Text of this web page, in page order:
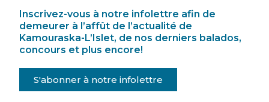
Inscrivez-vous à notre infolettre afin de
demeurer à l’affût de l’actualité de
Kamouraska-L’Islet, de nos derniers balados,
concours et plus encore!
S'abonner à notre infolettre